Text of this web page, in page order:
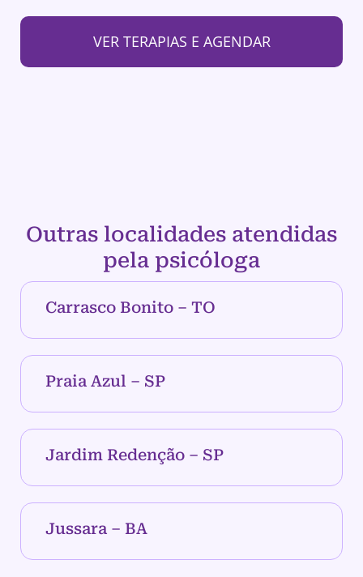
VER TERAPIAS E AGENDAR
Outras localidades atendidas
pela psicóloga
Carrasco Bonito – TO
Praia Azul – SP
Jardim Redenção – SP
Jussara – BA